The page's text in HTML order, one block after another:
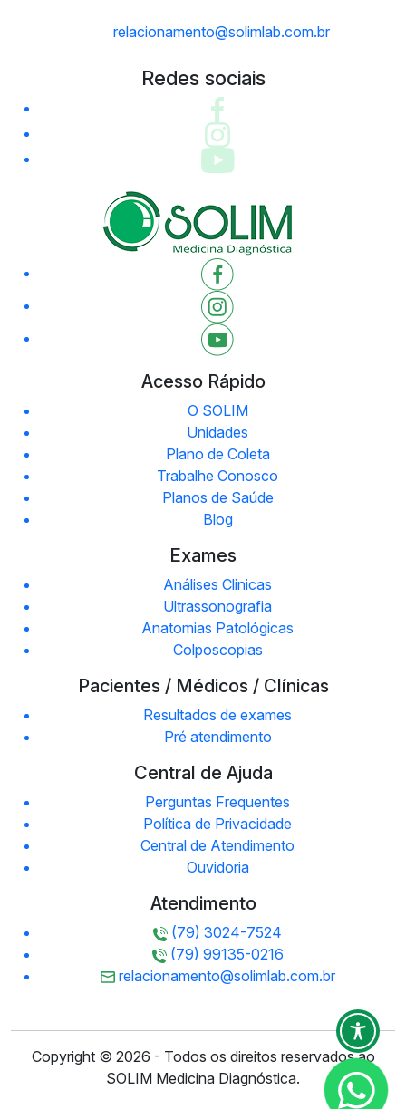
relacionamento@solimlab.com.br
Redes sociais
Acesso Rápido
O SOLIM
Unidades
Plano de Coleta
Trabalhe Conosco
Planos de Saúde
Blog
Exames
Análises Clinicas
Ultrassonografia
Anatomias Patológicas
Colposcopias
Pacientes / Médicos / Clínicas
Resultados de exames
Pré atendimento
Central de Ajuda
Perguntas Frequentes
Política de Privacidade
Central de Atendimento
Ouvidoria
Atendimento
(79) 3024-7524
(79) 99135-0216
relacionamento@solimlab.com.br
Copyright © 2026 - Todos os direitos reservados ao
SOLIM Medicina Diagnóstica.